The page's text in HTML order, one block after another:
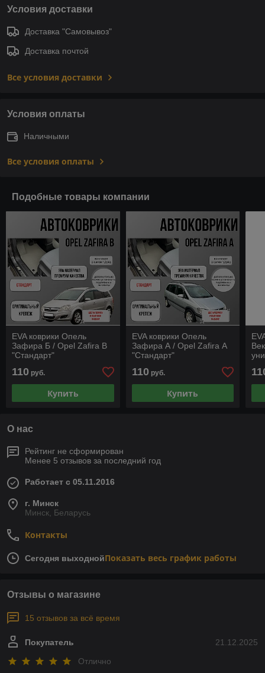
Условия доставки
Доставка "Самовывоз"
Доставка почтой
Все условия доставки
Условия оплаты
Наличными
Все условия оплаты
Подобные товары компании
EVA коврики Опель
Зафира Б / Opel Zafira B
"Стандарт"
110 руб.
Купить
EVA коврики Опель
Зафира А / Opel Zafira А
"Стандарт"
110руб.
Купить
О нас
Рейтинг не сформирован
Менее 5 отзывов за последний год
Работает с 05.11.2016
г. Минск
Минск, Беларусь
Контакты
Сегодня выходнойПоказать весь график работы
Отзывы о магазине
15 отзывов за всё время
21.12.2025
Покупатель
Отлично